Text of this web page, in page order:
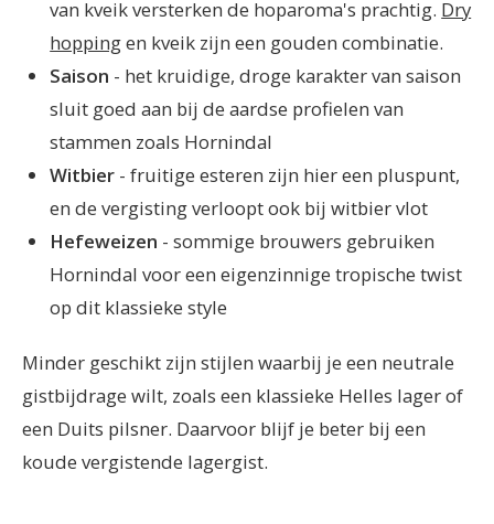
van kveik versterken de hoparoma's prachtig. Dry
hoppingen kveik zijn een gouden combinatie.
Saison - het kruidige, droge karakter van saison
sluit goed aan bij de aardse profielen van
stammen zoals Hornindal
Witbier - fruitige esteren zijn hier een pluspunt,
en de vergisting verloopt ook bij witbier vlot
Hefeweizen - sommige brouwers gebruiken
Hornindal voor een eigenzinnige tropische twist
op dit klassieke style
Minder geschikt zijn stijlen waarbij je een neutrale
gistbijdrage wilt, zoals een klassieke Helles lager of
een Duits pilsner. Daarvoor blijf je beter bij een
koude vergistende lagergist.